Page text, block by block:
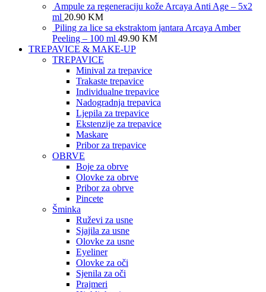
Ampule za regeneraciju kože Arcaya Anti Age – 5x2
ml 20.90 KM
Piling za lice sa ekstraktom jantara Arcaya Amber
Peeling – 100 ml 49.90 KM
TREPAVICE & MAKE-UP
TREPAVICE
Minival za trepavice
Trakaste trepavice
Individualne trepavice
Nadogradnja trepavica
Ljepila za trepavice
Ekstenzije za trepavice
Maskare
Pribor za trepavice
OBRVE
Boje za obrve
Olovke za obrve
Pribor za obrve
Pincete
Šminka
Ruževi za usne
Sjajila za usne
Olovke za usne
Eyeliner
Olovke za oči
Sjenila za oči
Prajmeri